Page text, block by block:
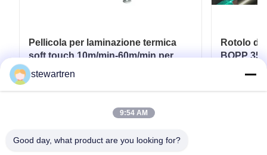
Pellicola per laminazione termica
soft touch 10m/min-60m/min per
imballaggi flessibili
Rotolo di
BOPP
stewartren
9:54 AM
Good day, what product are you looking for?